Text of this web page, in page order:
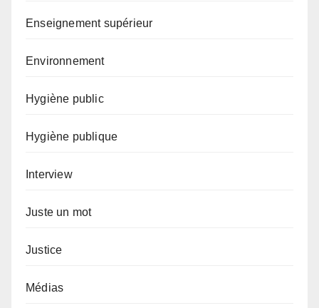
Enseignement supérieur
Environnement
Hygiène public
Hygiène publique
Interview
Juste un mot
Justice
Médias